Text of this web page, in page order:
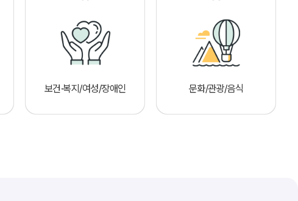
보건·복지/여성/장애인 문화/관광/음식